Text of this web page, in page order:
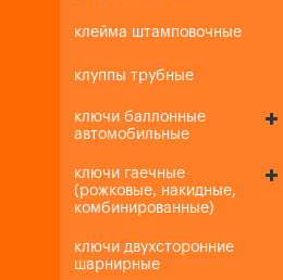
клейма штамповочные
клуппы трубные
ключи баллонные
автомобильные
ключи гаечные
(рожковые, накидные,
комбинированные)
ключи двухсторонние
шарнирные